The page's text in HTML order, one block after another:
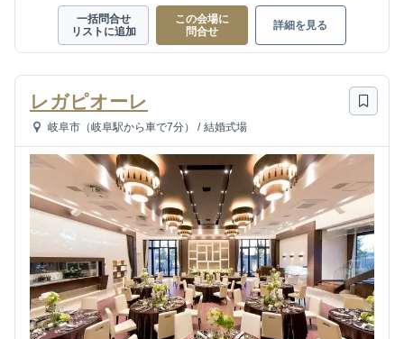
一括問合せ
リストに追加
この会場に
問合せ
詳細を見る
レガピオーレ
岐阜市（岐阜駅から車で7分） / 結婚式場